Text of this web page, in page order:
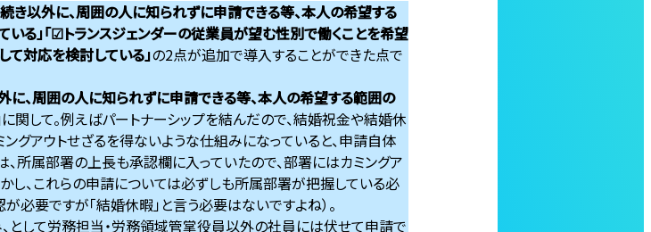
き以外に、周囲の人に知られずに申請できる等、本人の希望する
る」「☑トランスジェンダーの従業員が望む性別で働くことを希望
て対応を検討している」の2点が追加で導入することができた点で
、周囲の人に知られずに申請できる等、本人の希望する範囲の
に関して。例えばパートナーシップを結んだので、結婚祝金や結婚休
グアウトせざるを得ないような仕組みになっていると、申請自体
所属部署の上長も承認欄に入っていたので、部署にはカミングア
し、これらの申請については必ずしも所属部署が把握している必
必要ですが「結婚休暇」と言う必要はないですよね）。
として労務担当・労務領域管掌役員以外の社員には伏せて申請で